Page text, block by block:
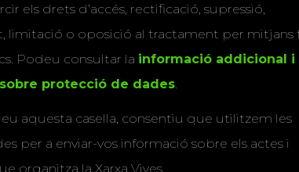
els drets d’accés, rectificació, supressió,
limitació o oposició al tractament per mitjans
Podeu consultar la informació addicional i
protecció de dades
aquesta casella, consentiu que utilitzem les
per a enviar-vos informació sobre els actes i
organitza la Xarxa Vives.